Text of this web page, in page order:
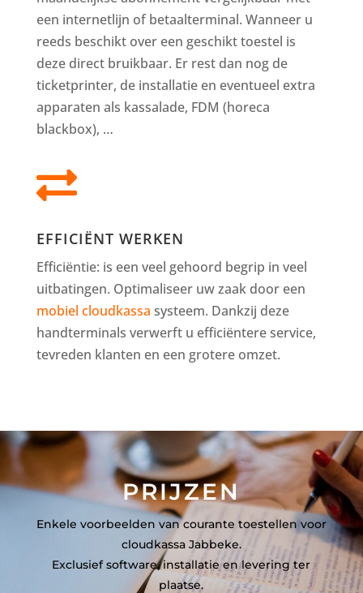
een internetlijn of betaalterminal. Wanneer u
reeds beschikt over een geschikt toestel is
deze direct bruikbaar. Er rest dan nog de
ticketprinter, de installatie en eventueel extra
apparaten als kassalade, FDM (horeca
blackbox), …

EFFICIËNT WERKEN
Efficiëntie: is een veel gehoord begrip in veel
uitbatingen. Optimaliseer uw zaak door een
mobiel cloudkassa systeem. Dankzij deze
handterminals verwerft u efficiëntere service,
tevreden klanten en een grotere omzet.
PRIJZEN
Enkele voorbeelden van courante toestellen voor
cloudkassa Jabbeke.
Exclusief software, installatie en levering ter
plaatse.